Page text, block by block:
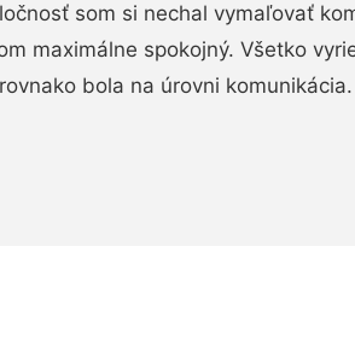
som si nechal vymaľovať
maximálne spokojný. Všetko
bola na úrovni komunikácia.